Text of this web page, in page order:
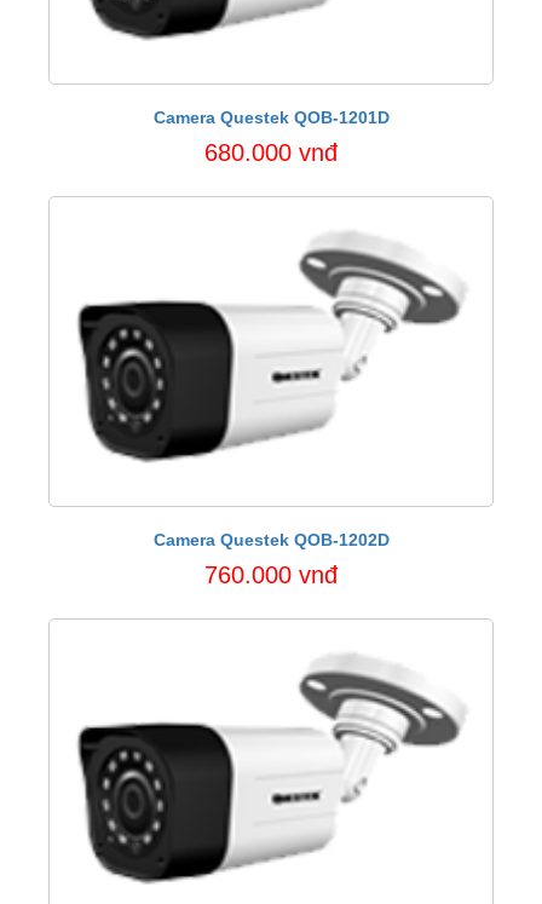
Camera Questek QOB-1201D
680.000 vnđ
Camera Questek QOB-1202D
760.000 vnđ